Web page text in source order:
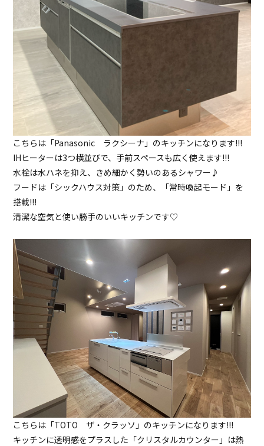
こちらは「Panasonic ラクシーナ」のキッチンになります!!!
IHヒーターは3つ横並びで、手前スペースも広く使えます!!!
水栓は水ハネを抑え、きめ細かく勢いのあるシャワー♪
フードは「シックハウス対策」のため、「常時喚起モード」を
搭載!!!
清潔な空気と使い勝手のいいキッチンです♡
こちらは「TOTO ザ・クラッソ」のキッチンになります!!!
キッチンに透明感をプラスした「クリスタルカウンター」は熱